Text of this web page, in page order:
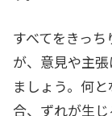
すべてをきっ
が、意見や主
ましょう。何
合、ずれが生